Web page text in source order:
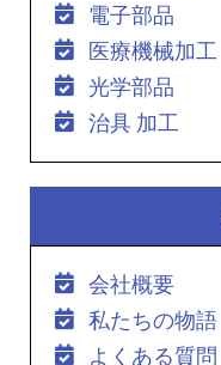
電子部品
医療機械加工
光学部品
治具 加工
会社概要
私たちの物語
よくある質問